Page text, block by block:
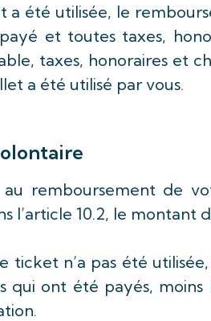
a été utilisée, le
et toutes taxes,
taxes, honoraires et
a été utilisé par vous.
au remboursement de
l’article 10.2, le montant
ticket n’a pas été
qui ont été payés, moins